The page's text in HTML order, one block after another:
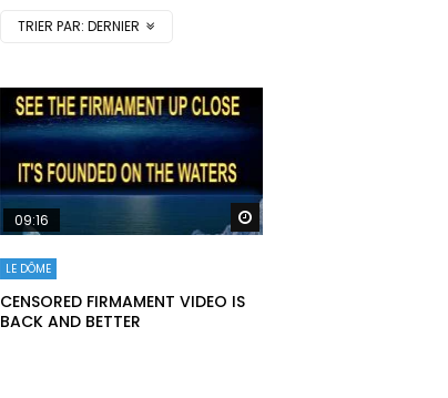
TRIER PAR: DERNIER
Regarder plus tard
09:16
LE DÔME
CENSORED FIRMAMENT VIDEO IS
BACK AND BETTER